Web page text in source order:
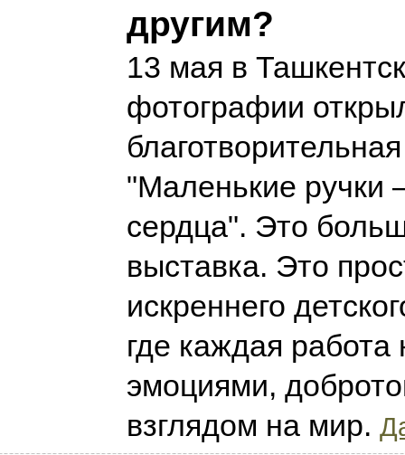
другим?
13 мая в
фотографии
"Маленькие
сердца". Это
выставка. Это
искреннего
где каждая работа
эмоциями,
взглядом на мир.